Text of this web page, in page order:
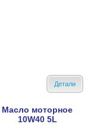
Детали
Масло моторное
10W40 5L